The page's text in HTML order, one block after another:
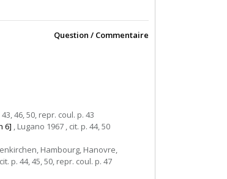
Question / Commentaire
46, 50, repr. coul. p. 43
6] , Lugano 1967 , cit. p. 44, 50
Hambourg, Hanovre,
p. 44, 45, 50, repr. coul. p. 47